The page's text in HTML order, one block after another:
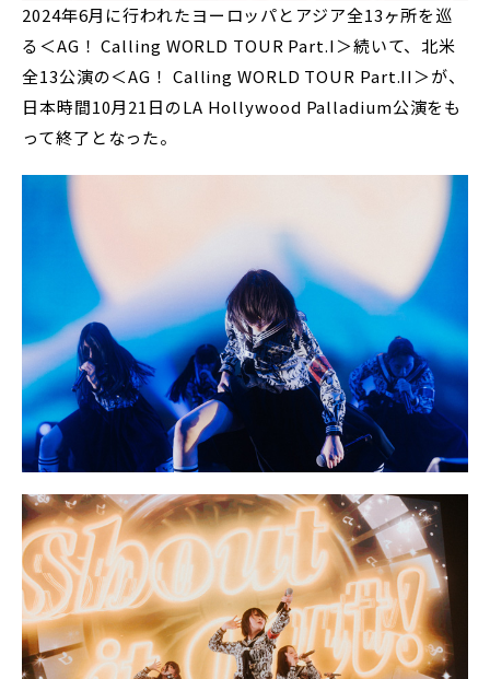
2024年6月に行われたヨーロッパとアジア全13ヶ所を巡
る＜AG！ Calling WORLD TOUR Part.I＞続いて、北米
全13公演の＜AG！ Calling WORLD TOUR Part.II＞が、
日本時間10月21日のLA Hollywood Palladium公演をも
って終了となった。